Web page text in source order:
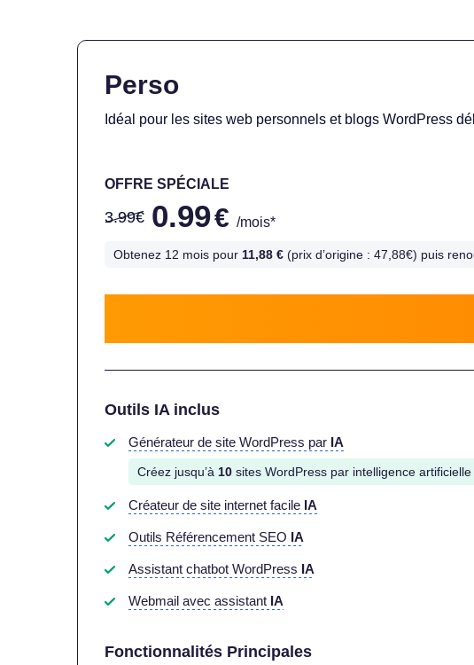
Perso
Idéal pour les sites web personnels et blogs WordPress
OFFRE SPÉCIALE
3.99€ 0.99€ /mois*
Obtenez 12 mois pour 11,88 € (prix d’origine : 47,88€) puis
Outils IA inclus
Générateur de site WordPress par IA
Créez jusqu’à 10 sites WordPress par intelligence
Créateur de site internet facile IA
Outils Référencement SEO IA
Assistant chatbot WordPress IA
Webmail avec assistant IA
Fonctionnalités Principales